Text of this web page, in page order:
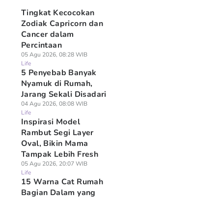
Tingkat Kecocokan
Zodiak Capricorn dan
Cancer dalam
Percintaan
05 Agu 2026, 08:28 WIB
Life
5 Penyebab Banyak
Nyamuk di Rumah,
Jarang Sekali Disadari
04 Agu 2026, 08:08 WIB
Life
Inspirasi Model
Rambut Segi Layer
Oval, Bikin Mama
Tampak Lebih Fresh
05 Agu 2026, 20:07 WIB
Life
15 Warna Cat Rumah
Bagian Dalam yang